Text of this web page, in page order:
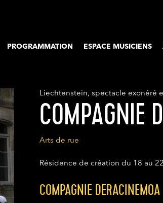
PROGRAMMATION ESPACE MUSICIENS
Liechtenstein, spectacle exonéré
COMPAGNIE
Arts de rue
Résidence de création du 18 au
COMPAGNIE DERACINEMOA